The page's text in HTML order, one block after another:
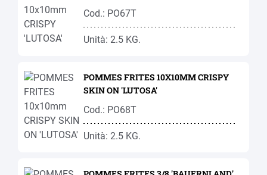
Cod.: PO67T
Unità: 2.5 KG.
POMMES FRITES 10X10MM CRISPY
SKIN ON 'LUTOSA'
Cod.: PO68T
Unità: 2.5 KG.